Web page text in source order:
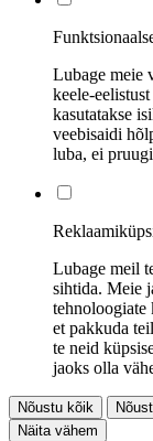
Lubage meie
keele-
kasutatakse
veebisaidi
luba, ei
Lubage meil
sihtida. Meie
tehnoloogiate
et pakkuda
te neid
jaoks olla
Nõustu kõik
Näita vähem